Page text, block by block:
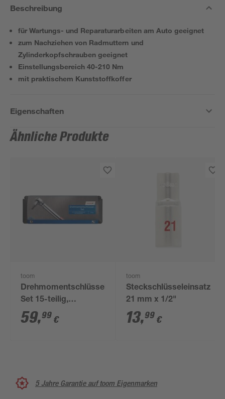
Beschreibung
für Wartungs- und Reparaturarbeiten am Auto geeignet
zum Nachziehen von Radmuttern und
Zylinderkopfschrauben geeignet
Einstellungsbereich 40-210 Nm
mit praktischem Kunststoffkoffer
Eigenschaften
Ähnliche Produkte
toom
Drehmomentschlüssel-
Set 15-teilig,
Aufbewahrungsbox
59,99 €
toom
Steckschlüsseleinsatz
21 mm x 1/2"
13,99 €
5 Jahre Garantie auf toom Eigenmarken